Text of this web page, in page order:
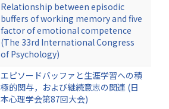
Relationship between episodic
buffers of working memory and five
factor of emotional competence
(The 33rd International Congress
of Psychology)
エピソードバッファと生涯学習への積
極的関与，および継続意志の関連 (日
本心理学会第87回大会)